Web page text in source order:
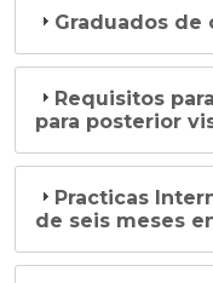
Graduados de
Requisitos
para posterior
Practicas
de seis meses